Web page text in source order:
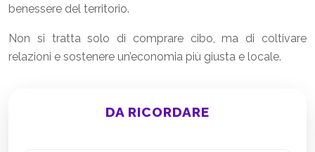
benessere del territorio.
Non si tratta solo di comprare cibo, ma di coltivare
relazioni e sostenere un’economia più giusta e locale.
DA RICORDARE